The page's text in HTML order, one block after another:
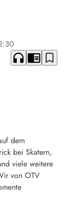
headphones chrome_reader_mode bookmark_border
dem
bei Skatern,
viele weitere
von OTV